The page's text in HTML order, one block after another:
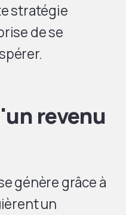
stratégie
de se
revenu
génère grâce à
un